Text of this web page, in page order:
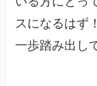
スになるはず
一歩踏み出し